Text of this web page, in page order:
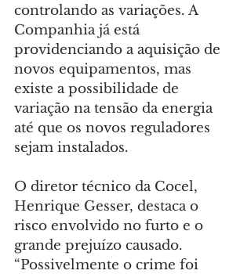
controlando as variações. A
Companhia já está
providenciando a aquisição de
novos equipamentos, mas
existe a possibilidade de
variação na tensão da energia
até que os novos reguladores
sejam instalados.
O diretor técnico da Cocel,
Henrique Gesser, destaca o
risco envolvido no furto e o
grande prejuízo causado.
“Possivelmente o crime foi